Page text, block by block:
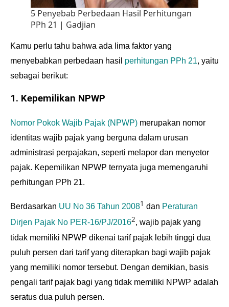
5 Penyebab Perbedaan Hasil Perhitungan
PPh 21 | Gadjian
Kamu perlu tahu bahwa ada lima faktor yang
menyebabkan perbedaan hasil perhitungan PPh 21, yaitu
sebagai berikut:
1. Kepemilikan NPWP
Nomor Pokok Wajib Pajak (NPWP) merupakan nomor
identitas wajib pajak yang berguna dalam urusan
administrasi perpajakan, seperti melapor dan menyetor
pajak. Kepemilikan NPWP ternyata juga memengaruhi
perhitungan PPh 21.
Berdasarkan UU No 36 Tahun 20081 dan Peraturan
Dirjen Pajak No PER-16/PJ/20162, wajib pajak yang
tidak memiliki NPWP dikenai tarif pajak lebih tinggi dua
puluh persen dari tarif yang diterapkan bagi wajib pajak
yang memiliki nomor tersebut. Dengan demikian, basis
pengali tarif pajak bagi yang tidak memiliki NPWP adalah
seratus dua puluh persen.